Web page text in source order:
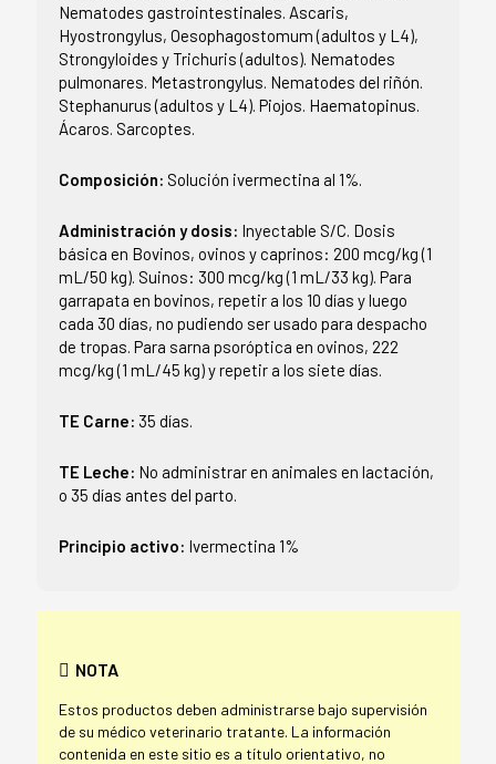
Nematodes gastrointestinales. Ascaris,
Hyostrongylus, Oesophagostomum (adultos y L4),
Strongyloides y Trichuris (adultos). Nematodes
pulmonares. Metastrongylus. Nematodes del riñón.
Stephanurus (adultos y L4). Piojos. Haematopinus.
Ácaros. Sarcoptes.
Composición: Solución ivermectina al 1%.
Administración y dosis: Inyectable S/C. Dosis
básica en Bovinos, ovinos y caprinos: 200 mcg/kg (1
mL/50 kg). Suinos: 300 mcg/kg (1 mL/33 kg). Para
garrapata en bovinos, repetir a los 10 días y luego
cada 30 días, no pudiendo ser usado para despacho
de tropas. Para sarna psoróptica en ovinos, 222
mcg/kg (1 mL/45 kg) y repetir a los siete días.
TE Carne: 35 días.
TE Leche: No administrar en animales en lactación,
o 35 días antes del parto.
Principio activo: Ivermectina 1%
NOTA
Estos productos deben administrarse bajo supervisión
de su médico veterinario tratante. La información
contenida en este sitio es a título orientativo, no